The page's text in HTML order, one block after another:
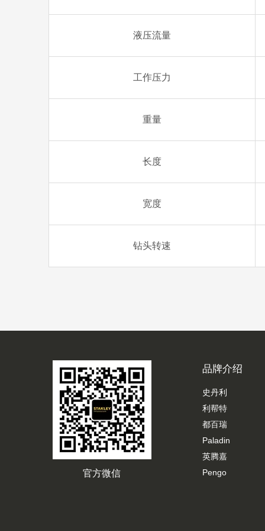
液压流量
工作压力
重量
长度
宽度
钻头转速
官方微信
品牌介绍
史丹利
利帮特
都百瑞
Paladin
英腾嘉
Pengo